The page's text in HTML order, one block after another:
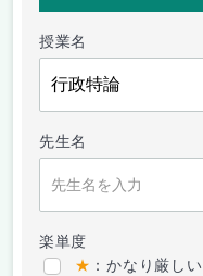
授業名
先生名
楽単度
★ ：かなり厳しい